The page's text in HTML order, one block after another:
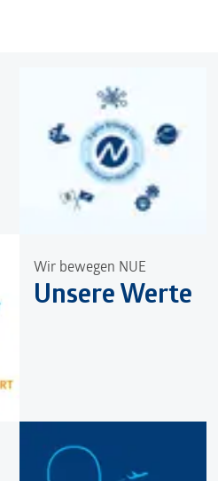
Wir bewegen NUE
Unsere Werte